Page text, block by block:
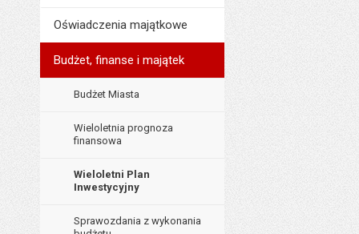
Oświadczenia majątkowe
Budżet, finanse i majątek
Budżet Miasta
Wieloletnia prognoza
finansowa
Wieloletni Plan
Inwestycyjny
Sprawozdania z wykonania